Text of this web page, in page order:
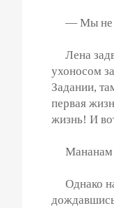
— Мы не
Лена
ухоносом
Задании,
первая
жизнь! И
Мананам
Однако на